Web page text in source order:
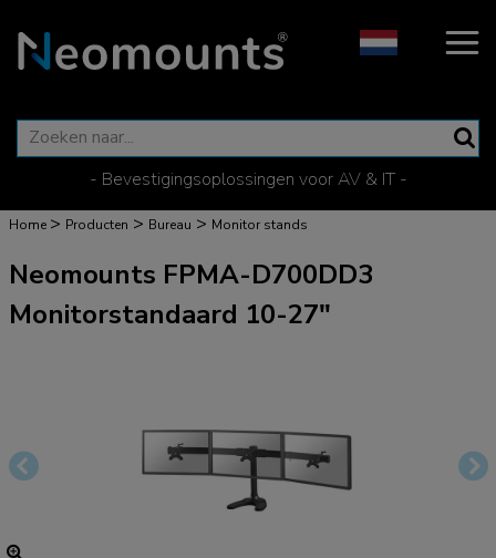
- Bevestigingsoplossingen voor AV & IT -
Home > Producten > Bureau > Monitor stands
Neomounts FPMA-D700DD3
Monitorstandaard 10-27"